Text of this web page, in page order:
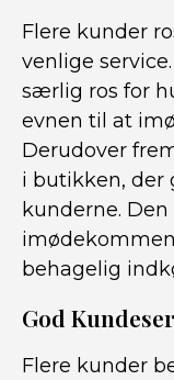
Flere kunder
venlige
særlig ros for
evnen til at
Derudover
i butikken, der
kunderne.
behagelig
God
Flere kunder